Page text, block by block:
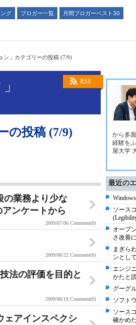
グ ブロガー一覧
月間ブロガーベスト30
ン」カテゴリーの投稿 (7/9)
RSS
の投稿 (7/9)
の業務より少な
ンケートから
2009/07/06 Comment(0)
2009/06/22 Comment(0)
法の評価を目的と
2009/06/19 Comment(0)
ェアインスペクシ
から多
経験を
屋大学
最近の
ソース
オープ
さ改善
まぎら
ンとし
エンジ
かたと
グーグ
ソフト
ソース
確かめ